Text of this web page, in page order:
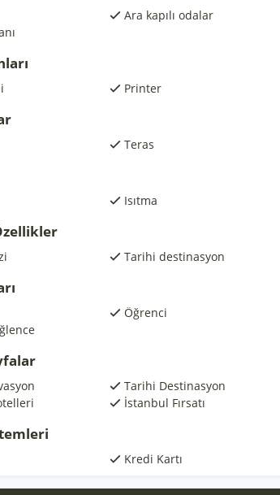
Ara kapılı odalar
Printer
Teras
Isıtma
Tarihi destinasyon
Öğrenci
Tarihi Destinasyon
İstanbul Fırsatı
Kredi Kartı